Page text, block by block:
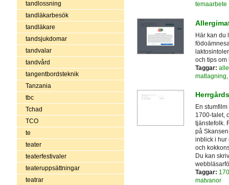
tandlossning
tandläkarbesök
tandläkare
tandsjukdomar
tandvalar
tandvård
tangentbordsteknik
Tanzania
tbc
Tchad
TCO
te
teater
teaterfestivaler
teateruppsättningar
teatrar
temaarbete
Här kan du
och tips om
Taggar:
matlagning,
En
1700-talet,
tjänstefolk.
på
inblick i hur
och
Du kan
Taggar:
matvanor